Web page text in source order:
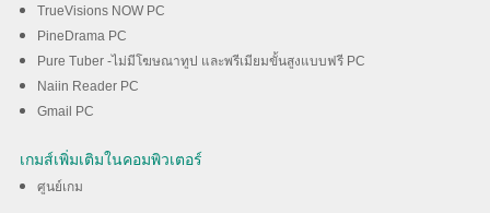
TrueVisions NOW PC
PineDrama PC
Pure Tuber -ไม่มีโฆษณาทูป และพรีเมียมขั้นสูงแบบฟรี PC
Naiin Reader PC
Gmail PC
เกมส์เพิ่มเติมในคอมพิวเตอร์
ศูนย์เกม